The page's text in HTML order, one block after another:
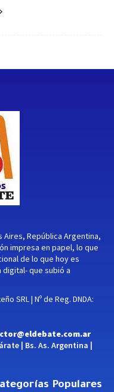
Aires, República Argentina,
impresa en papel, lo que
de lo que hoy es
digital- que subió a
SRL | Nº de Reg. DNDA:
| Bs. As. Argentina |
Populares